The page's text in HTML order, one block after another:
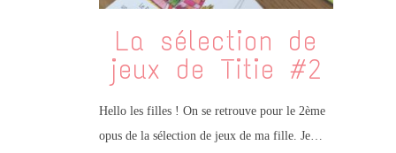
La sélection de
jeux de Titie #2
Hello les filles ! On se retrouve pour le 2ème
opus de la sélection de jeux de ma fille. Je…